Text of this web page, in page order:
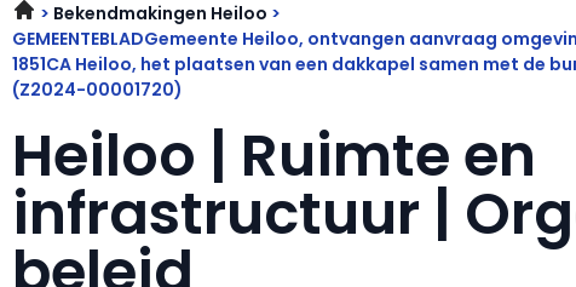
Bekendmakingen Heiloo
GEMEENTEBLADGemeente Heiloo, ontvangen aanvraag
1851CA Heiloo, het plaatsen van een dakkapel samen met de
(Z2024-00001720)
Heiloo | Ruimte en
infrastructuur |